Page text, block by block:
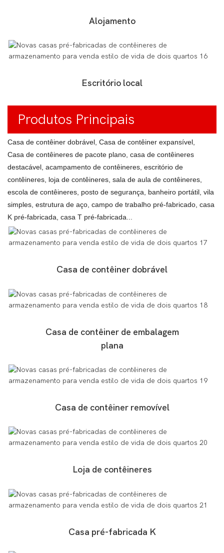
Alojamento
Escritório local
Produtos Principais
Casa de contêiner dobrável, Casa de contêiner expansível,
Casa de contêineres de pacote plano, casa de contêineres
destacável, acampamento de contêineres, escritório de
contêineres, loja de contêineres, sala de aula de contêineres,
escola de contêineres, posto de segurança, banheiro portátil, vila
simples, estrutura de aço, campo de trabalho pré-fabricado, casa
K pré-fabricada, casa T pré-fabricada...
Casa de contêiner dobrável
Casa de contêiner de embalagem
plana
Casa de contêiner removível
Loja de contêineres
Casa pré-fabricada K